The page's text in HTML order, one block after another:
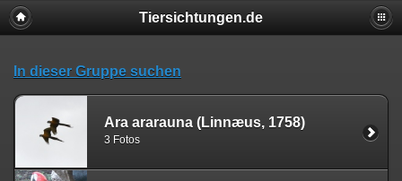
Tiersichtungen.de
In dieser Gruppe suchen
Ara ararauna (Linnæus, 1758)
3 Fotos